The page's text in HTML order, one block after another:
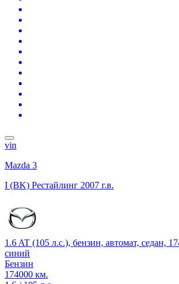
vin
Mazda 3
I (BK) Рестайлинг 2007 г.в.
1.6 AT (105 л.с.), бензин, автомат, седан,
синий
Бензин
174000 км.